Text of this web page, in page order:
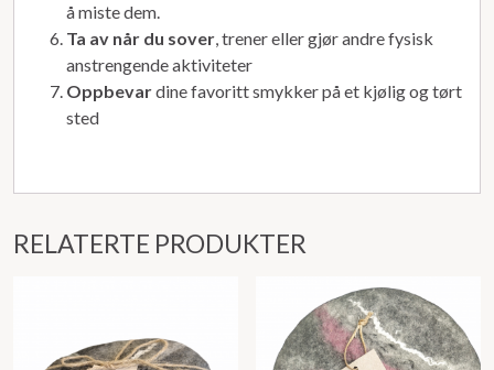
å miste dem.
Ta av når du sover, trener eller gjør andre fysisk
anstrengende aktiviteter
Oppbevardine favoritt smykker på et kjølig og tørt
sted
RELATERTE PRODUKTER